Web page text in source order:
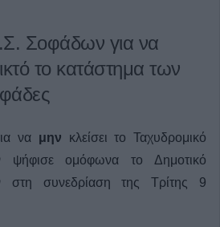
Σοφάδων για να
το κατάστημα των
να μην κλείσει το Ταχυδρομικό
ψήφισε ομόφωνα το Δημοτικό
στη συνεδρίαση της Τρίτης 9